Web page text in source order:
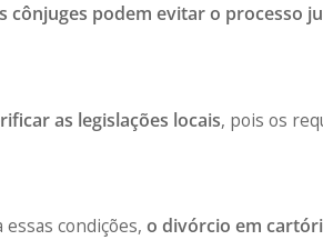
cônjuges podem evitar o processo
as legislações locais, pois os
essas condições,o divórcio em